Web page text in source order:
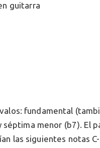
guitarra
fundamental
menor (b7). El
las siguientes notas